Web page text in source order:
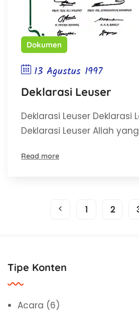
Dokumen
13 Agustus 1997
Deklarasi Leuser
Deklarasi Leuser Deklarasi
Deklarasi Leuser Allah
Read more
1 2
Tipe Konten
Acara (6)